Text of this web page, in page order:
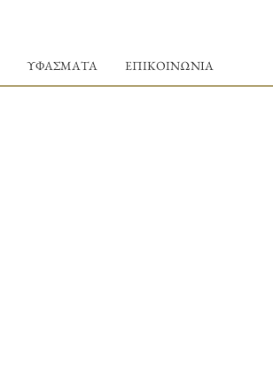
ΥΦΑΣΜΑΤΑ ΕΠΙΚΟΙΝΩΝΙΑ